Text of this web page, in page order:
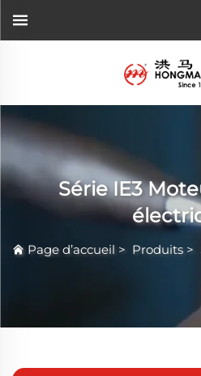
Série IE3
Page d’accueil > Produits >